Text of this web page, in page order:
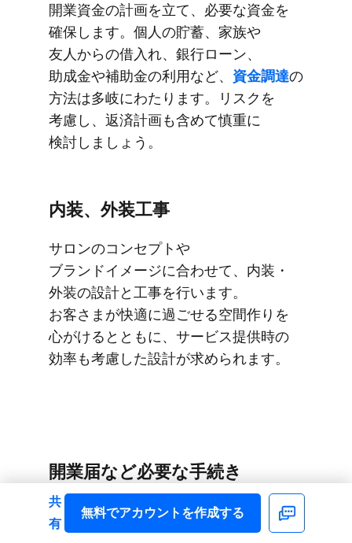
開業資金の​計画を​立て、​必要な​資金を​
確保します。​個人の​貯蓄、​家族や​
友人からの​借入れ、​銀行ローン、​
助成金や​補助金の​利用など、 ​資金調達の​
方法は​多岐に​わたります。​リスクを​
考慮し、​返済計画も​含めて​慎重に​
検討しましょう。
内装、​外装工事
サロンの​コンセプトや​
ブランドイメージに​合わせて、​内装・
外装の​設計と​工事を​行います。​
お客さまが​快適に​過ごせる​空間作りを​
心がけるとともに、​サービス提供時の​
効率も​考慮した​設計が​求められます。
開業届など​必要な​手続き
サロン開業に​あたっては、​保健所で​
美容所と​して​登録し、​税務署に​開業届を​
Facebook
共
有
無料で​アカウントを​作成する